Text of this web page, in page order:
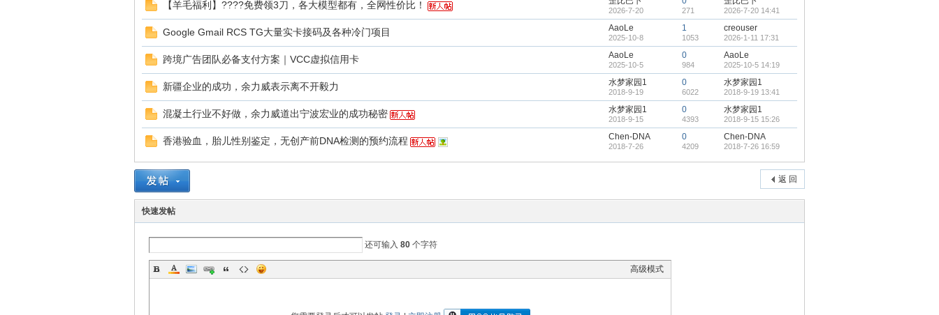
【羊毛福利】????免费领3刀，各大模型都有，全网性价比！ 2026-7-20 271 2026-7-20 14:41
Google Gmail RCS TG大量实卡接码及各种冷门项目 AaoLe
2025-10-8
1
1053
creouser
2026-1-11 17:31
跨境广告团队必备支付方案｜VCC虚拟信用卡 AaoLe
2025-10-5
0
984
AaoLe
2025-10-5 14:19
新疆企业的成功，余力威表示离不开毅力 水梦家园1
2018-9-19
0
6022
水梦家园1
2018-9-19 13:41
混凝土行业不好做，余力威道出宁波宏业的成功秘密 水梦家园1
2018-9-15
0
4393
水梦家园1
2018-9-15 15:26
香港验血，胎儿性别鉴定，无创产前DNA检测的预约流程 Chen-DNA
2018-7-26
0
4209
Chen-DNA
2018-7-26 16:59
返 回
快速发帖
还可输入 80 个字符
高级模式